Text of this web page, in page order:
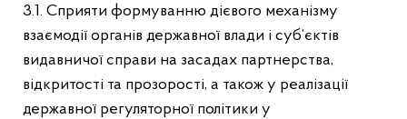
3.1. Сприяти формуванню дієвого механізму
взаємодії органів державної влади і суб’єктів
видавничої справи на засадах партнерства,
відкритості та прозорості, а також у реалізації
державної регуляторної політики у